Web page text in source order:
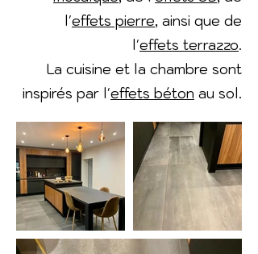
l'effets pierre, ainsi que de
l'effets terrazzo.
La cuisine et la chambre sont
inspirés par l'effets béton au sol.